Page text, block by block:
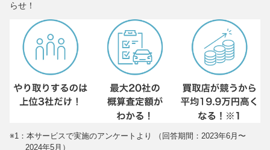
らせ！
※1：本サービスで実施のアンケートより （回答期間：2023年6月〜
2024年5月）